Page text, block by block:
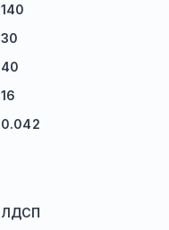
140
30
40
16
0.042
ЛДСП